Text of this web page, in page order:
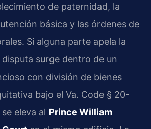
de paternidad, la
básica y las órdenes de
Si alguna parte apela la
surge dentro de un
con división de bienes
bajo el Va. Code § 20-
eleva al Prince William